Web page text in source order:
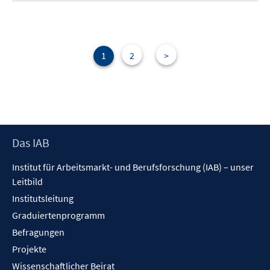
1 2 >
Footer
Das IAB
Institut für Arbeitsmarkt- und Berufsforschung (IAB) – unser
Leitbild
Institutsleitung
Graduiertenprogramm
Befragungen
Projekte
Wissenschaftlicher Beirat